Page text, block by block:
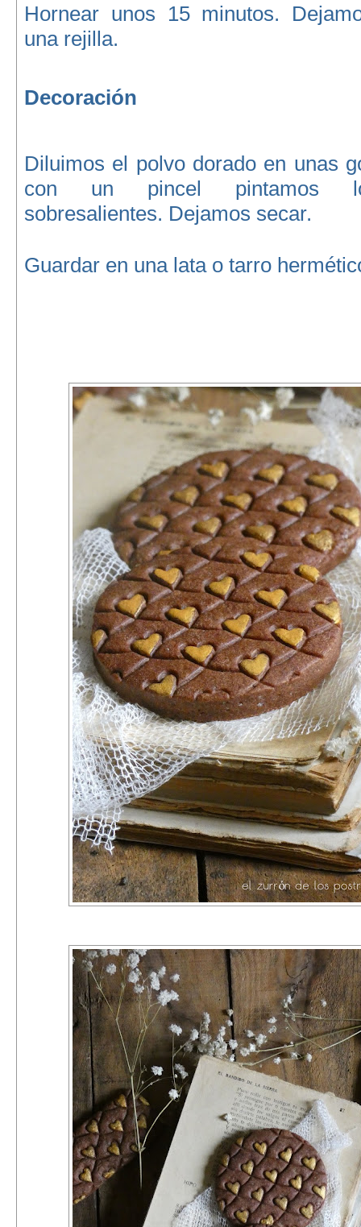
Hornear unos 15 minutos.
una rejilla.
Decoración
Diluimos el polvo dorado en unas
con un pincel pintamos
sobresalientes. Dejamos secar.
Guardar en una lata o tarro